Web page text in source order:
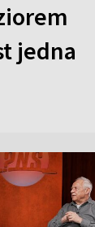
jedna